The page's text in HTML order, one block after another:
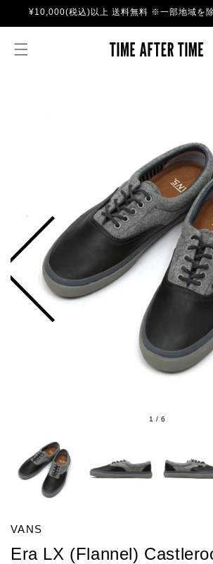
ンツに
進む
¥10,000(税込)以上 送料無料 ※一部地域を
1 /6
VANS
Era LX (Flannel)